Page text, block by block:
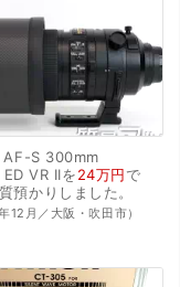
AF-S 300mm
ED VR IIを24万円で
預かり しました。
12月／大阪・吹田市）